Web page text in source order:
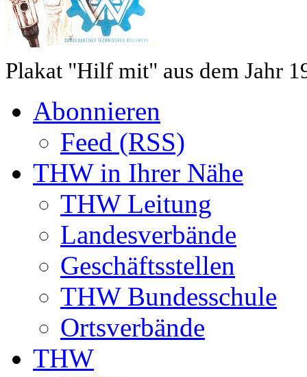
Plakat "Hilf mit" aus dem Jahr
Abonnieren
Feed (RSS)
THW in Ihrer Nähe
THW Leitung
Landesverbände
Geschäftsstellen
THW Bundesschule
Ortsverbände
THW